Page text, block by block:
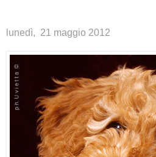
lunedì, 21 maggio 2012